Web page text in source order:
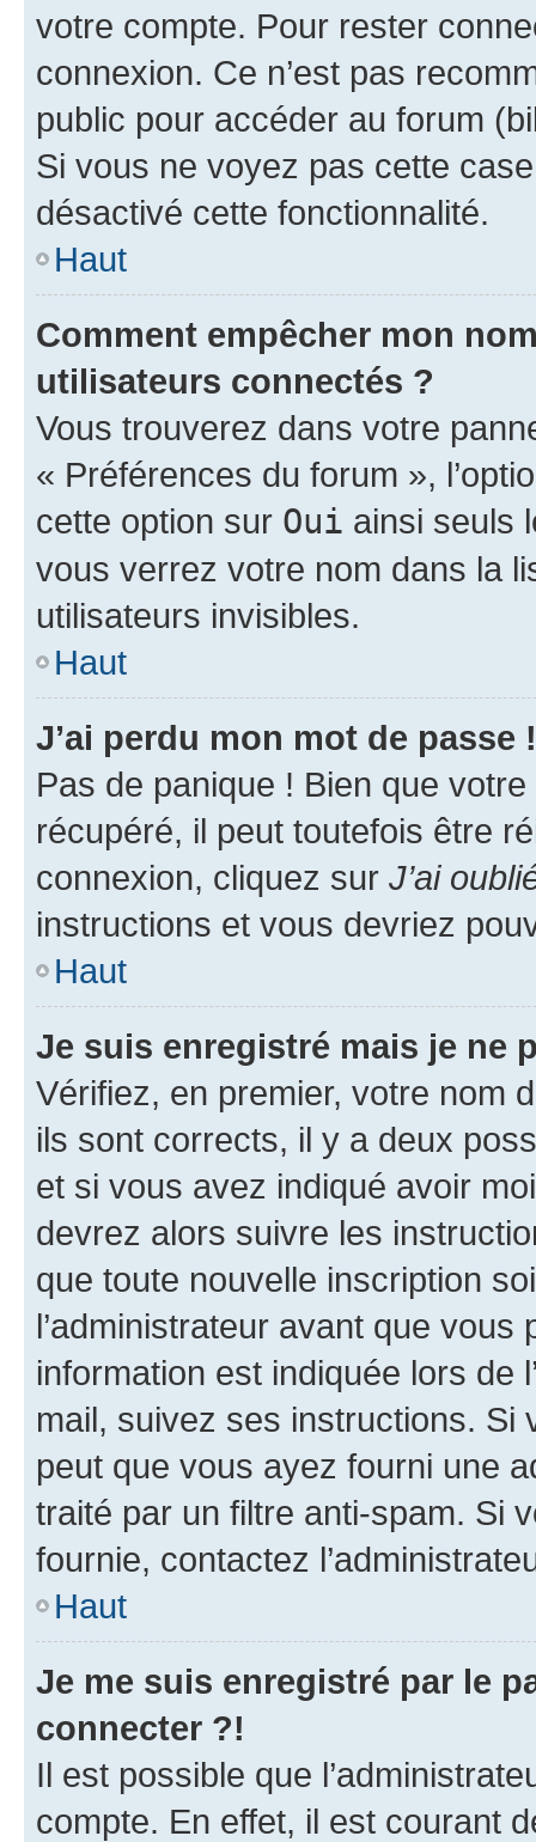
votre compte. Pour rester
connexion. Ce n’est pas
public pour accéder au forum
Si vous ne voyez pas cette
désactivé cette fonctionnalité.
Haut
Comment empêcher mon
utilisateurs connectés ?
Vous trouverez dans votre
« Préférences du forum »,
cette option sur Oui ainsi seuls
vous verrez votre nom dans la
utilisateurs invisibles.
Haut
J’ai perdu mon mot de passe !
Pas de panique ! Bien que
récupéré, il peut toutefois être
connexion, cliquez sur J’ai
instructions et vous devriez
Haut
Je suis enregistré mais je ne
Vérifiez, en premier, votre nom
ils sont corrects, il y a deux
et si vous avez indiqué avoir
devrez alors suivre les
que toute nouvelle inscription
l’administrateur avant que
information est indiquée lors de
mail, suivez ses instructions. Si
peut que vous ayez fourni une
traité par un filtre anti-spam. Si
fournie, contactez
Haut
Je me suis enregistré par le
connecter ?!
Il est possible que
compte. En effet, il est courant